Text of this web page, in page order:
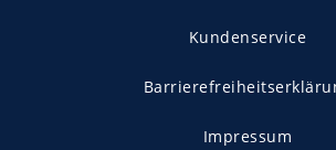
Kundenservice
Impressum